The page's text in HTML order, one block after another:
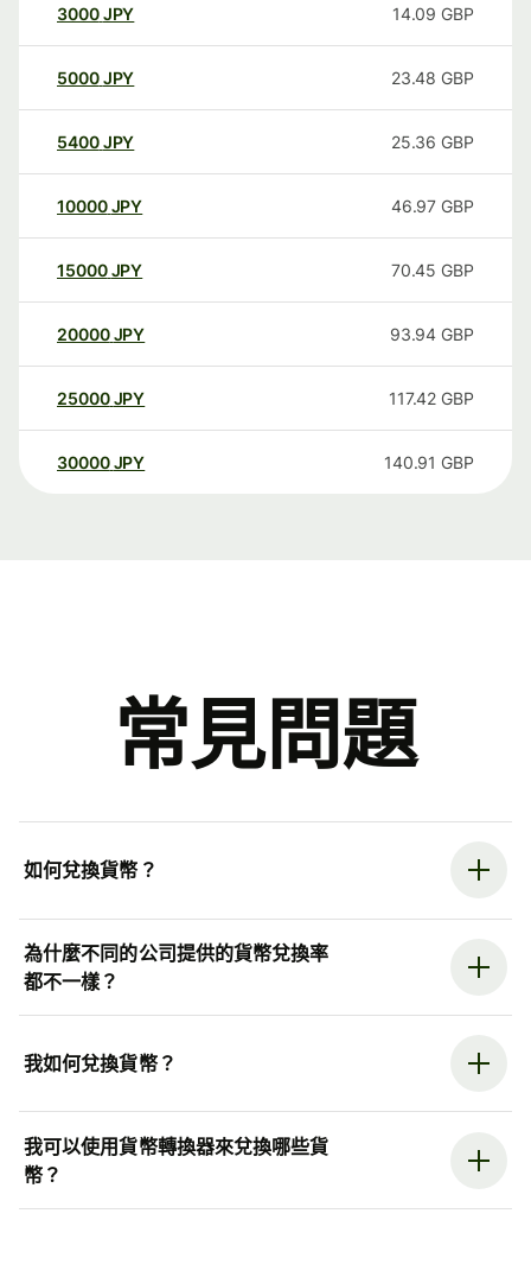
3000JPY 14.09 GBP
5000JPY 23.48 GBP
5400JPY 25.36 GBP
10000 JPY 46.97 GBP
15000 JPY 70.45 GBP
20000 JPY 93.94 GBP
25000 JPY 117.42 GBP
30000 JPY 140.91 GBP
常見問題
如何兌換貨幣？
為什麼不同的公司提供的貨幣兌換率
都不一樣？
我如何兌換貨幣？
我可以使用貨幣轉換器來兌換哪些貨
幣？